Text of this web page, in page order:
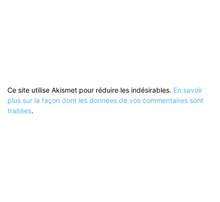
Ce site utilise Akismet pour réduire les indésirables. En savoir
plus sur la façon dont les données de vos commentaires sont
traitées.